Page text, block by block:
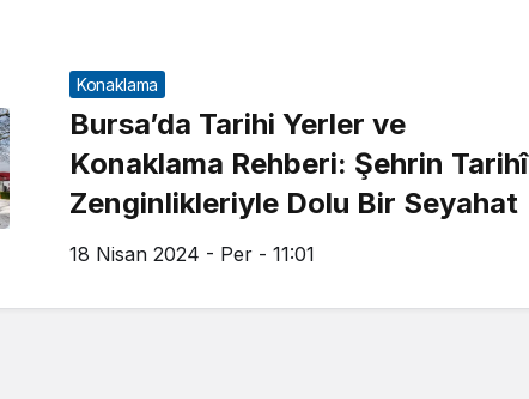
Konaklama
Bursa’da Tarihi Yerler ve
Konaklama Rehberi: Şehrin Tarihî
Zenginlikleriyle Dolu Bir Seyahat
18 Nisan 2024 - Per - 11:01